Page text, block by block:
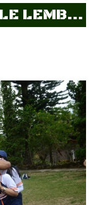
EO OUTBOUND CIKOLE LEMBANG